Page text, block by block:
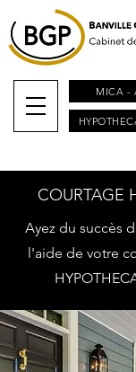
MICA -
COURTAGE
Ayez du succès
l'aide de votre